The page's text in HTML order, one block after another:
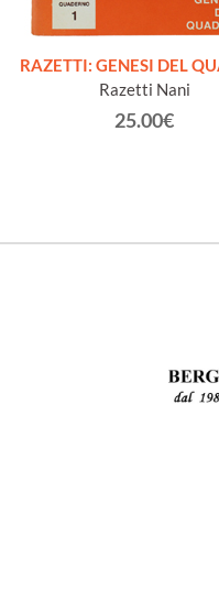
RAZETTI: GENESI DEL
Razetti Nani
25.00€